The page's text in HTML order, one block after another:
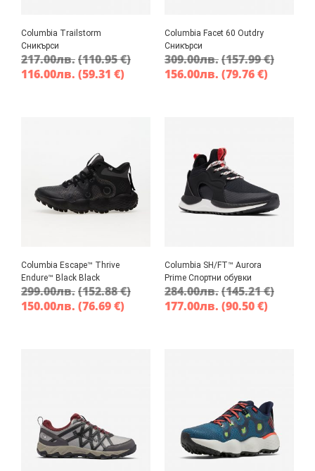
Columbia Trailstorm
Сникърси
217.00лв.(110.95 €)
116.00лв. (59.31 €)
Columbia Facet 60 Outdry
Сникърси
309.00лв.(157.99 €)
156.00лв. (79.76 €)
Columbia Escape™ Thrive
Endure™ Black Black
299.00лв.(152.88 €)
150.00лв. (76.69 €)
Columbia SH/FT™ Aurora
Prime Спортни обувки
284.00лв.(145.21 €)
177.00лв. (90.50 €)